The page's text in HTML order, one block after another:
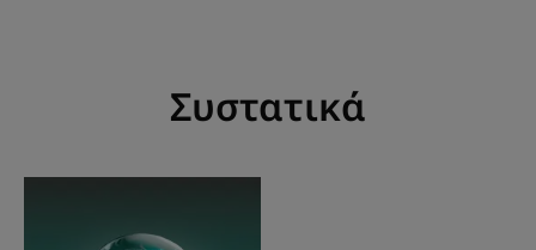
Περιβάλλον
Συστατικά